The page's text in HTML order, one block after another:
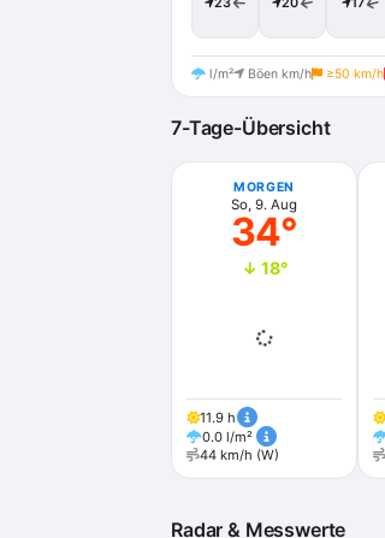
l/m² Böen km/h ≥50 km/h
7-Tage-Übersicht
MORGEN
So, 9. Aug
34°
↓ 18°
11.9 h
0.0 l/m²
44 km/h (W)
Radar & Messwerte